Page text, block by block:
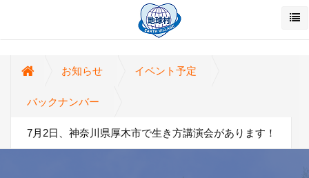
お知らせ イベント予定
バックナンバー
7月2日、神奈川県厚木市で生き方講演会があります！